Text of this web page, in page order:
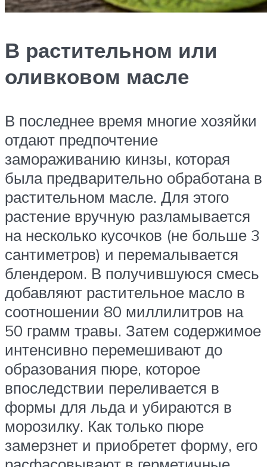
В растительном или
оливковом масле
В последнее время многие хозяйки
отдают предпочтение
замораживанию кинзы, которая
была предварительно обработана в
растительном масле. Для этого
растение вручную разламывается
на несколько кусочков (не больше 3
сантиметров) и перемалывается
блендером. В получившуюся смесь
добавляют растительное масло в
соотношении 80 миллилитров на
50 грамм травы. Затем содержимое
интенсивно перемешивают до
образования пюре, которое
впоследствии переливается в
формы для льда и убираются в
морозилку. Как только пюре
замерзнет и приобретет форму, его